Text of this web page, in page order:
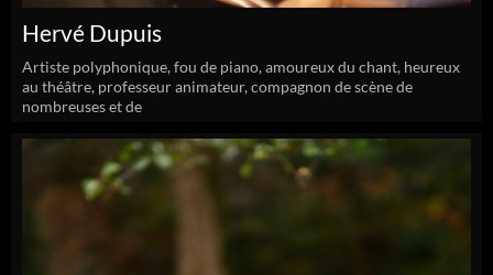
Hervé Dupuis
Artiste polyphonique, fou de piano, amoureux du chant, heureux
au théâtre, professeur animateur, compagnon de scène de
nombreuses et de